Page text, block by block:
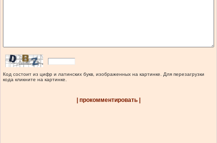
Код состоит из цифр и латинских букв, изображенных на картинке. Для перезагрузки
кода кликните на картинке.
| прокомментировать |